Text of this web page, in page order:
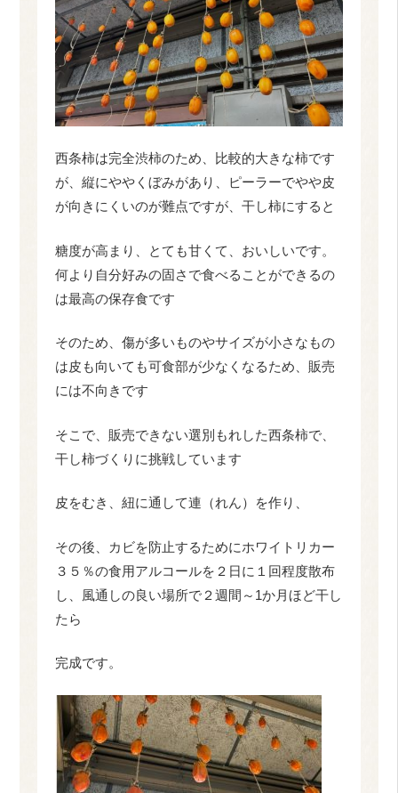
西条柿は完全渋柿のため、比較的大きな柿です
が、縦にややくぼみがあり、ピーラーでやや皮
が向きにくいのが難点ですが、干し柿にすると
糖度が高まり、とても甘くて、おいしいです。
何より自分好みの固さで食べることができるの
は最高の保存食です
そのため、傷が多いものやサイズが小さなもの
は皮も向いても可食部が少なくなるため、販売
には不向きです
そこで、販売できない選別もれした西条柿で、
干し柿づくりに挑戦しています
皮をむき、紐に通して連（れん）を作り、
その後、カビを防止するためにホワイトリカー
３５％の食用アルコールを２日に１回程度散布
し、風通しの良い場所で２週間～1か月ほど干し
たら
完成です。